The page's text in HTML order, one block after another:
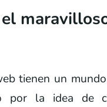
tienen un
por la idea de